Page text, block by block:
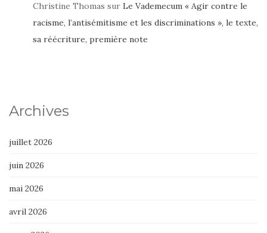
Christine Thomas sur Le Vademecum « Agir contre le
racisme, l’antisémitisme et les discriminations », le texte,
sa réécriture, première note
Archives
juillet 2026
juin 2026
mai 2026
avril 2026